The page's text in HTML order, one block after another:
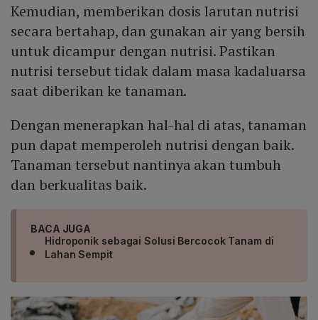
Kemudian, memberikan dosis larutan nutrisi
secara bertahap, dan gunakan air yang bersih
untuk dicampur dengan nutrisi. Pastikan
nutrisi tersebut tidak dalam masa kadaluarsa
saat diberikan ke tanaman.
Dengan menerapkan hal-hal di atas, tanaman
pun dapat memperoleh nutrisi dengan baik.
Tanaman tersebut nantinya akan tumbuh
dan berkualitas baik.
BACA JUGA
Hidroponik sebagai Solusi Bercocok Tanam di
Lahan Sempit